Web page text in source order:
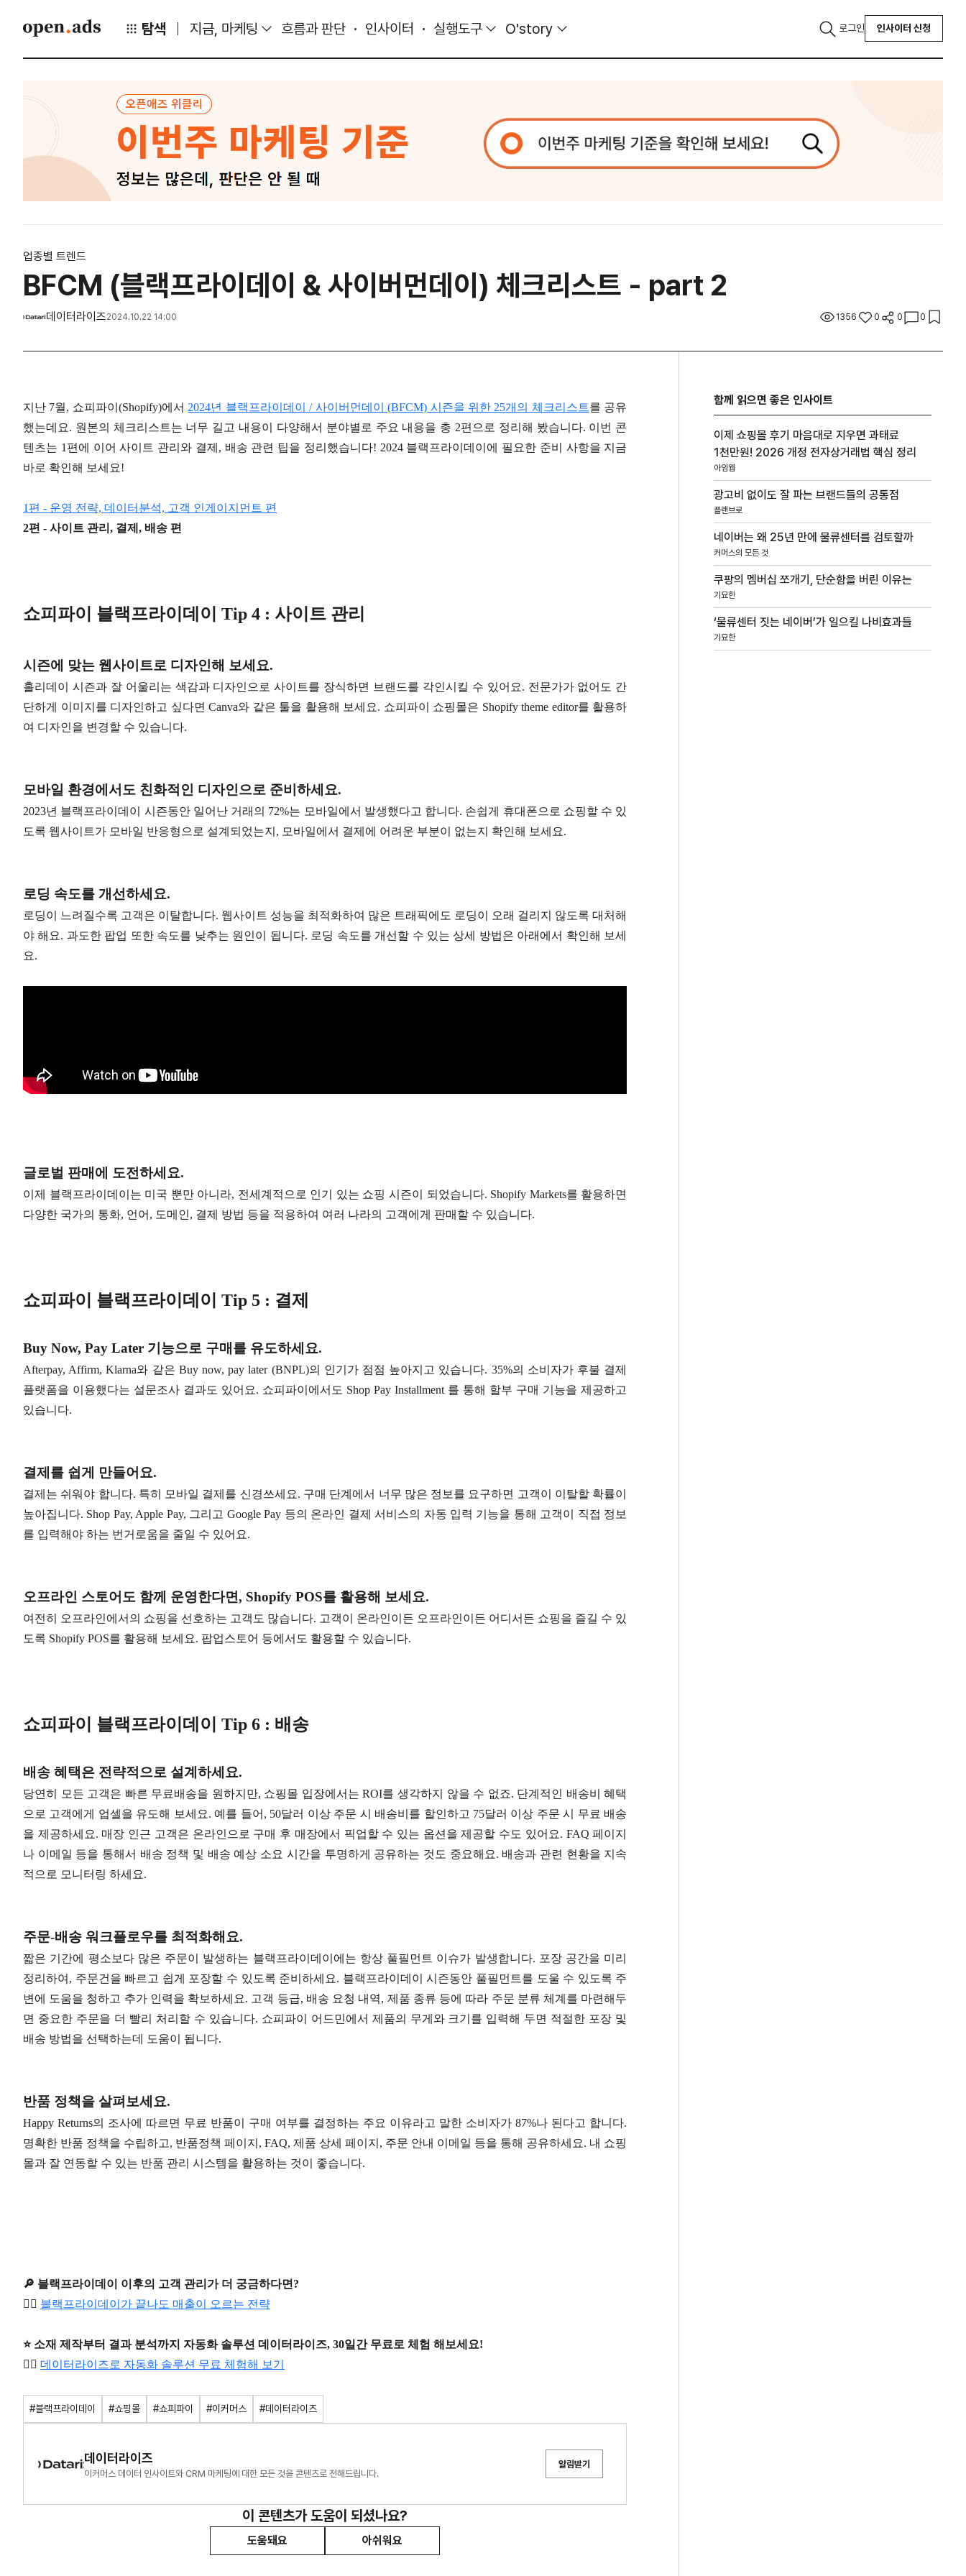
탐색 지금, 마케팅 흐름과 판단 인사이터 실행도구 O'story 로그인 인사이터 신청
업종별 트렌드
BFCM (블랙프라이데이 & 사이버먼데이) 체크리스트 - part 2
데이터라이즈2024.10.22 14:00 1356 0 0 0
지난 7월, 쇼피파이(Shopify)에서2024년 블랙프라이데이 / 사이버먼데이 (BFCM) 시즌을 위한 25개의 체크리스트를 공유
했는데요. 원본의 체크리스트는 너무 길고 내용이 다양해서 분야별로 주요 내용을 총 2편으로 정리해 봤습니다. 이번 콘
텐츠는 1편에 이어 사이트 관리와 결제, 배송 관련 팁을 정리했습니다! 2024 블랙프라이데이에 필요한 준비 사항을 지금
바로 확인해 보세요!
1편 - 운영 전략, 데이터분석, 고객 인게이지먼트 편
2편 - 사이트 관리, 결제, 배송 편
쇼피파이 블랙프라이데이 Tip 4 : 사이트 관리
시즌에 맞는 웹사이트로 디자인해 보세요.
홀리데이 시즌과 잘 어울리는 색감과 디자인으로 사이트를 장식하면 브랜드를 각인시킬 수 있어요. 전문가가 없어도 간
단하게 이미지를 디자인하고 싶다면 Canva와 같은 툴을 활용해 보세요. 쇼피파이 쇼핑몰은 Shopify theme editor를 활용하
여 디자인을 변경할 수 있습니다.
모바일 환경에서도 친화적인 디자인으로 준비하세요.
2023년 블랙프라이데이 시즌동안 일어난 거래의 72%는 모바일에서 발생했다고 합니다. 손쉽게 휴대폰으로 쇼핑할 수 있
도록 웹사이트가 모바일 반응형으로 설계되었는지, 모바일에서 결제에 어려운 부분이 없는지 확인해 보세요.
로딩 속도를 개선하세요.
로딩이 느려질수록 고객은 이탈합니다. 웹사이트 성능을 최적화하여 많은 트래픽에도 로딩이 오래 걸리지 않도록 대처해
야 해요. 과도한 팝업 또한 속도를 낮추는 원인이 됩니다. 로딩 속도를 개선할 수 있는 상세 방법은 아래에서 확인해 보세
요.
글로벌 판매에 도전하세요.
이제 블랙프라이데이는 미국 뿐만 아니라, 전세계적으로 인기 있는 쇼핑 시즌이 되었습니다. Shopify Markets를 활용하면
다양한 국가의 통화, 언어, 도메인, 결제 방법 등을 적용하여 여러 나라의 고객에게 판매할 수 있습니다.
쇼피파이 블랙프라이데이 Tip 5 : 결제
Buy Now, Pay Later 기능으로 구매를 유도하세요.
Afterpay, Affirm, Klarna와 같은 Buy now, pay later (BNPL)의 인기가 점점 높아지고 있습니다. 35%의 소비자가 후불 결제
플랫폼을 이용했다는 설문조사 결과도 있어요. 쇼피파이에서도 Shop Pay Installment 를 통해 할부 구매 기능을 제공하고
있습니다.
결제를 쉽게 만들어요.
결제는 쉬워야 합니다. 특히 모바일 결제를 신경쓰세요. 구매 단계에서 너무 많은 정보를 요구하면 고객이 이탈할 확률이
높아집니다. Shop Pay, Apple Pay, 그리고 Google Pay 등의 온라인 결제 서비스의 자동 입력 기능을 통해 고객이 직접 정보
를 입력해야 하는 번거로움을 줄일 수 있어요.
오프라인 스토어도 함께 운영한다면, Shopify POS를 활용해 보세요.
여전히 오프라인에서의 쇼핑을 선호하는 고객도 많습니다. 고객이 온라인이든 오프라인이든 어디서든 쇼핑을 즐길 수 있
도록 Shopify POS를 활용해 보세요. 팝업스토어 등에서도 활용할 수 있습니다.
쇼피파이 블랙프라이데이 Tip 6 : 배송
배송 혜택은 전략적으로 설계하세요.
당연히 모든 고객은 빠른 무료배송을 원하지만, 쇼핑몰 입장에서는 ROI를 생각하지 않을 수 없죠. 단계적인 배송비 혜택
으로 고객에게 업셀을 유도해 보세요. 예를 들어, 50달러 이상 주문 시 배송비를 할인하고 75달러 이상 주문 시 무료 배송
을 제공하세요. 매장 인근 고객은 온라인으로 구매 후 매장에서 픽업할 수 있는 옵션을 제공할 수도 있어요. FAQ 페이지
나 이메일 등을 통해서 배송 정책 및 배송 예상 소요 시간을 투명하게 공유하는 것도 중요해요. 배송과 관련 현황을 지속
적으로 모니터링 하세요.
주문-배송 워크플로우를 최적화해요.
짧은 기간에 평소보다 많은 주문이 발생하는 블랙프라이데이에는 항상 풀필먼트 이슈가 발생합니다. 포장 공간을 미리
정리하여, 주문건을 빠르고 쉽게 포장할 수 있도록 준비하세요. 블랙프라이데이 시즌동안 풀필먼트를 도울 수 있도록 주
변에 도움을 청하고 추가 인력을 확보하세요. 고객 등급, 배송 요청 내역, 제품 종류 등에 따라 주문 분류 체계를 마련해두
면 중요한 주문을 더 빨리 처리할 수 있습니다. 쇼피파이 어드민에서 제품의 무게와 크기를 입력해 두면 적절한 포장 및
배송 방법을 선택하는데 도움이 됩니다.
반품 정책을 살펴보세요.
Happy Returns의 조사에 따르면 무료 반품이 구매 여부를 결정하는 주요 이유라고 말한 소비자가 87%나 된다고 합니다.
명확한 반품 정책을 수립하고, 반품정책 페이지, FAQ, 제품 상세 페이지, 주문 안내 이메일 등을 통해 공유하세요. 내 쇼핑
몰과 잘 연동할 수 있는 반품 관리 시스템을 활용하는 것이 좋습니다.
🔎 블랙프라이데이 이후의 고객 관리가 더 궁금하다면?
👉🏻 블랙프라이데이가 끝나도 매출이 오르는 전략
⭐️ 소재 제작부터 결과 분석까지 자동화 솔루션 데이터라이즈, 30일간 무료로 체험 해보세요!
👉🏻 데이터라이즈로 자동화 솔루션 무료 체험해 보기
#블랙프라이데이 #쇼핑몰 #쇼피파이 #이커머스 #데이터라이즈
데이터라이즈
이커머스 데이터 인사이트와 CRM 마케팅에 대한 모든 것을 콘텐츠로 전해드립니다.
알림받기
이 콘텐츠가 도움이 되셨나요?
도움돼요 아쉬워요
함께 읽으면 좋은 인사이트
이제 쇼핑몰 후기 마음대로 지우면 과태료
1천만원! 2026 개정 전자상거래법 핵심 정리
아임웹
광고비 없이도 잘 파는 브랜드들의 공통점
플랜브로
네이버는 왜 25년 만에 물류센터를 검토할까
커머스의 모든 것
쿠팡의 멤버십 쪼개기, 단순함을 버린 이유는
기묘한
‘물류센터 짓는 네이버’가 일으킬 나비효과들
기묘한